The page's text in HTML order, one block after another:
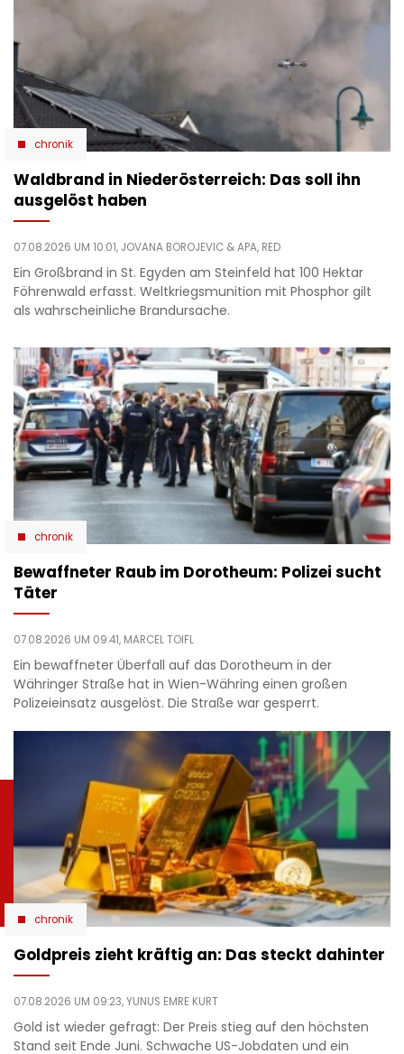
chronik
Waldbrand in Niederösterreich: Das soll ihn
ausgelöst haben
07.08.2026 UM 10:01, JOVANA BOROJEVIC & APA, RED
Ein Großbrand in St. Egyden am Steinfeld hat 100 Hektar
Föhrenwald erfasst. Weltkriegsmunition mit Phosphor gilt
als wahrscheinliche Brandursache.
chronik
Bewaffneter Raub im Dorotheum: Polizei sucht
Täter
07.08.2026 UM 09:41, MARCEL TOIFL
Ein bewaffneter Überfall auf das Dorotheum in der
Währinger Straße hat in Wien-Währing einen großen
Polizeieinsatz ausgelöst. Die Straße war gesperrt.
chronik
Goldpreis zieht kräftig an: Das steckt dahinter
07.08.2026 UM 09:23,YUNUS EMRE KURT
Gold ist wieder gefragt: Der Preis stieg auf den höchsten
Stand seit Ende Juni. Schwache US-Jobdaten und ein